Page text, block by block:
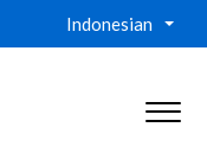
Indonesian